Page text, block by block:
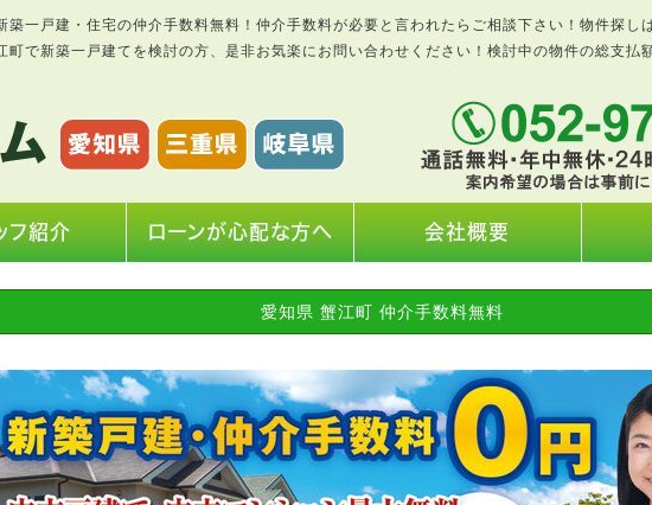
築一戸建・住宅の仲介手数料無料！仲介手数料が必要と言われたらご相談下さい！物件探し
で新築一戸建てを検討の方、是非お気楽にお問い合わせください！検討中の物件の総支払
フ紹介 ローンが心配な方へ 会社概要
愛知県 蟹江町 仲介手数料無料